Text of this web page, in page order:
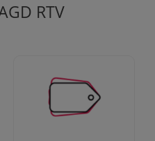
RTV
Ciężko pracujemy aby
zapewnić najlepsze